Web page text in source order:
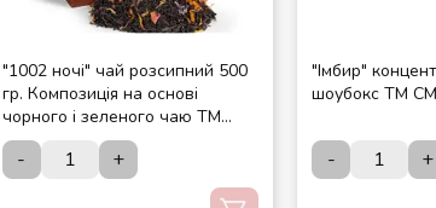
"1002 ночі" чай розсипний 500
гр. Композиція на основі
чорного і зеленого чаю ТМ
Чайні шедеври
- +
"Імбир"
шоубокс ТМ
- +